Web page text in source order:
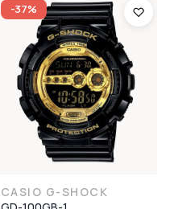
-37%
CASIO G-SHOCK